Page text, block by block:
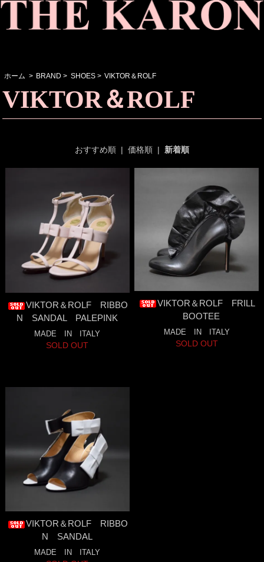
ホーム > BRAND > SHOES> VIKTOR＆ROLF
VIKTOR＆ROLF
おすすめ順 | 価格順 | 新着順
VIKTOR＆ROLF RIBBO
N SANDAL PALEPINK
MADE IN ITALY
SOLD OUT
VIKTOR＆ROLF FRILL
BOOTEE
MADE IN ITALY
SOLD OUT
VIKTOR＆ROLF RIBBO
N SANDAL
MADE IN ITALY